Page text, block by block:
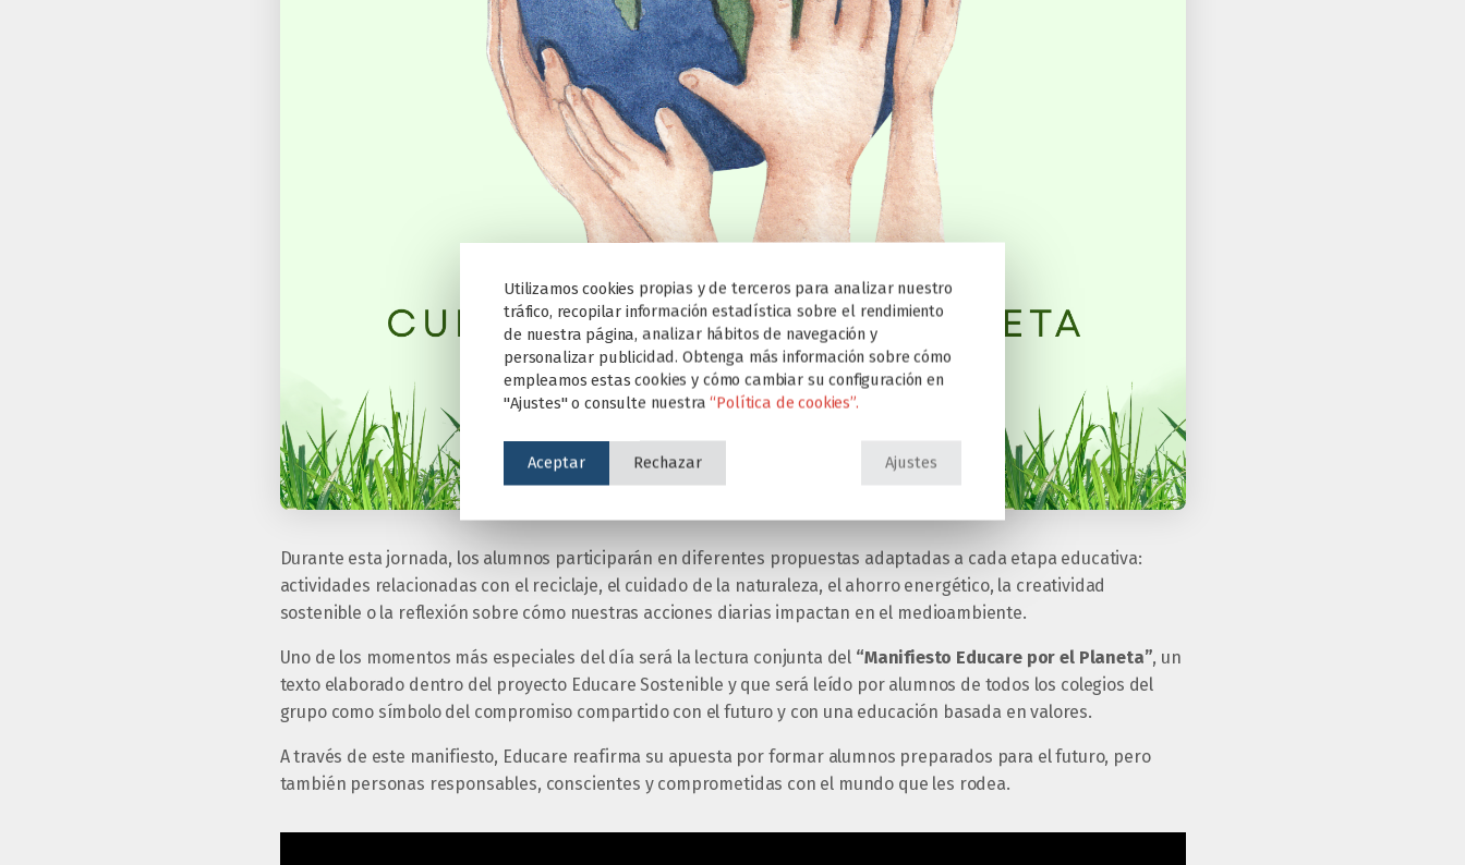
Durante esta jornada, los alumnos participarán en diferentes propuestas adaptadas a cada etapa educativa:
actividades relacionadas con el reciclaje, el cuidado de la naturaleza, el ahorro energético, la creatividad
sostenible o la reflexión sobre cómo nuestras acciones diarias impactan en el medioambiente.
Uno de los momentos más especiales del día será la lectura conjunta del “Manifiesto Educare por el Planeta”, un
texto elaborado dentro del proyecto Educare Sostenible y que será leído por alumnos de todos los colegios del
grupo como símbolo del compromiso compartido con el futuro y con una educación basada en valores.
A través de este manifiesto, Educare reafirma su apuesta por formar alumnos preparados para el futuro, pero
también personas responsables, conscientes y comprometidas con el mundo que les rodea.
Utilizamos cookies propias y de terceros para analizar nuestro
tráfico, recopilar información estadística sobre el rendimiento
de nuestra página, analizar hábitos de navegación y
personalizar publicidad. Obtenga más información sobre cómo
empleamos estas cookies y cómo cambiar su configuración en
"Ajustes" o consulte nuestra“Política de cookies”.
Aceptar Rechazar Ajustes